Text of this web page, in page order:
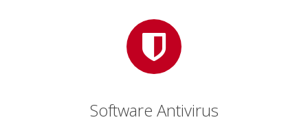
Software Antivirus